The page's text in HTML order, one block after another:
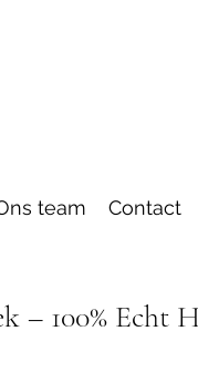
team Contact
– 100% Echt